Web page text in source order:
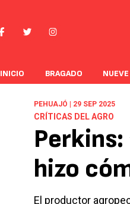
INICIO BRAGADO
PEHUAJÓ | 29 SEP 2025
CRÍTICAS DEL AGRO
hizo
El productor